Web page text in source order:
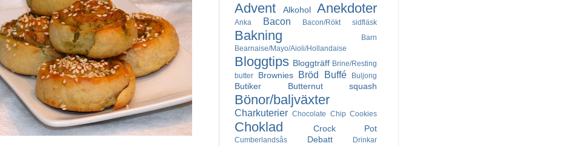
Advent Alkohol Anekdoter
Anka Bacon Bacon/Rökt sidfläsk
Bakning
Barn
Bearnaise/Mayo/Aioli/Hollandaise
Bloggtips Bloggträff Brine/Resting
butter
Brownies Bröd Buffé Buljong
Butiker Butternut squash
Bönor/baljväxter
Charkuterier Chocolate Chip Cookies
Choklad Crock Pot
Cumberlandsås Debatt Drinkar